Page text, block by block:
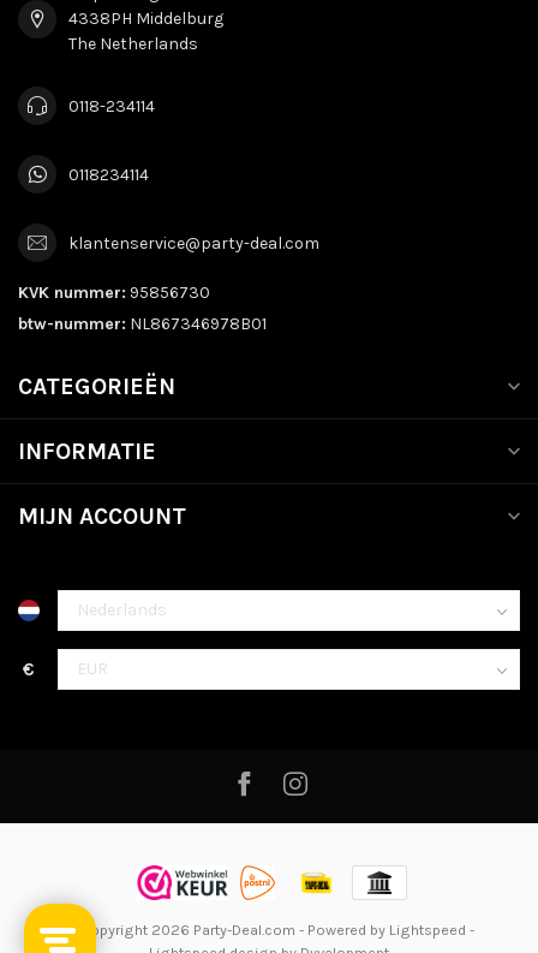
4338PH Middelburg
The Netherlands
0118-234114
0118234114
klantenservice@party-deal.com
KVK nummer: 95856730
btw-nummer: NL867346978B01
CATEGORIEËN
INFORMATIE
MIJN ACCOUNT
€
© Copyright 2026 Party-Deal.com - Powered by Lightspeed -